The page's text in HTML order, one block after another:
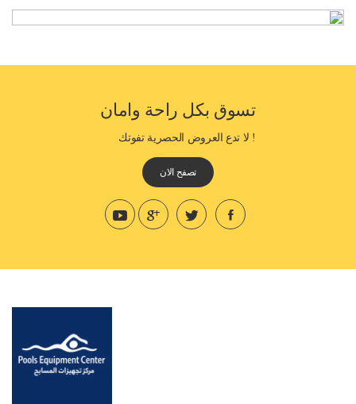
تسوق بكل راحة وامان
! لا تدع العروض الحصرية تفوتك
تصفح الان